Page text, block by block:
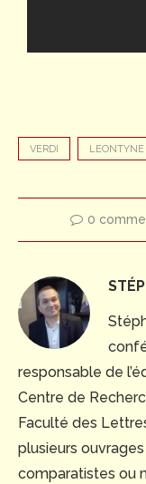
VERDI LEONTYNE
0
responsable de
Centre de
Faculté des
plusieurs
comparatistes ou